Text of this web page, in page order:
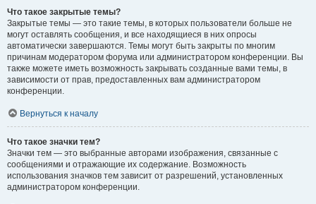
Что такое закрытые темы?
Закрытые темы — это такие темы, в которых пользователи больше не
могут оставлять сообщения, и все находящиеся в них опросы
автоматически завершаются. Темы могут быть закрыты по многим
причинам модератором форума или администратором конференции. Вы
также можете иметь возможность закрывать созданные вами темы, в
зависимости от прав, предоставленных вам администратором
конференции.
Вернуться к началу
Что такое значки тем?
Значки тем — это выбранные авторами изображения, связанные с
сообщениями и отражающие их содержание. Возможность
использования значков тем зависит от разрешений, установленных
администратором конференции.